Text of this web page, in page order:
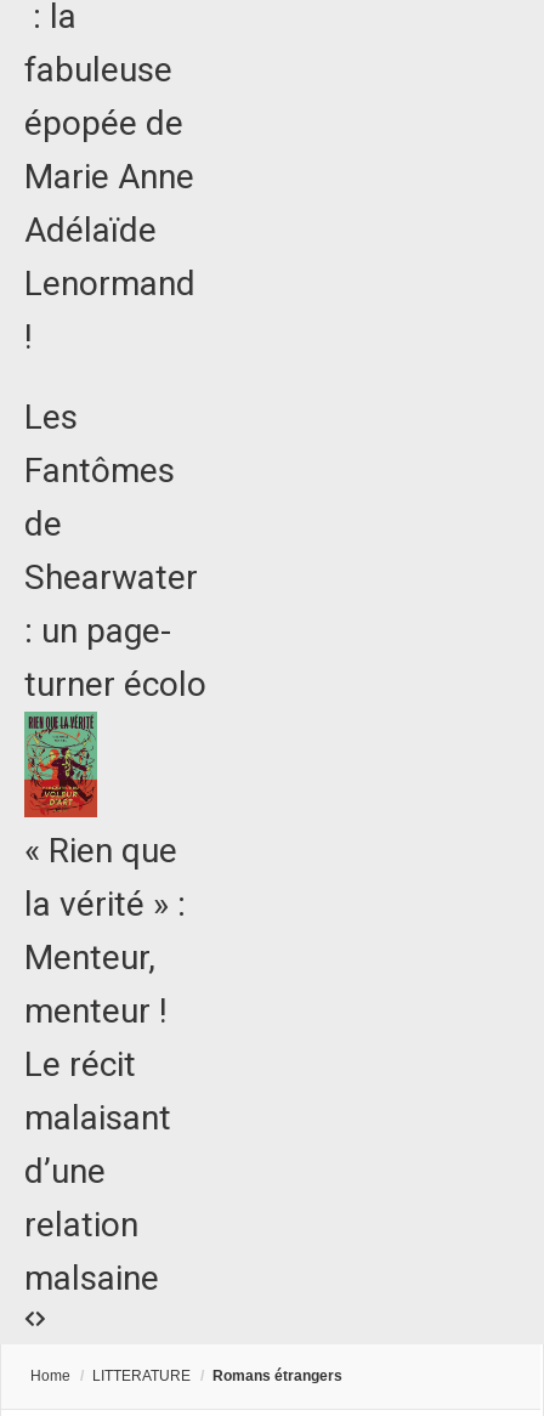
: la
fabuleuse
épopée de
Marie Anne
Adélaïde
Lenormand
!
Les
Fantômes
de
Shearwater
: un page-
turner écolo
« Rien que
la vérité » :
Menteur,
menteur !
Le récit
malaisant
d’une
relation
malsaine
Home / LITTERATURE / Romans étrangers